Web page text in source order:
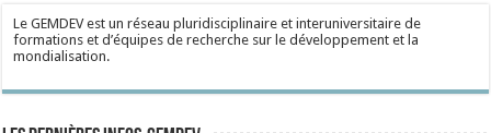
Le GEMDEV est un réseau pluridisciplinaire et interuniversitaire de
formations et d’équipes de recherche sur le développement et la
mondialisation.